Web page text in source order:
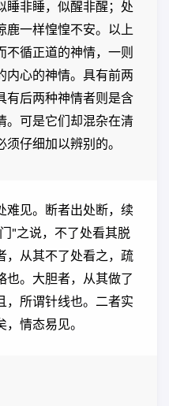
睡非睡，似醒非醒；处
鹿一样惶惶不安。以上
不循正道的神情，一则
内心的神情。具有前两
有后两种神情者则是含
。可是它们却混杂在清
须仔细加以辨别的。
难见。断者出处断，续
"之说，不了处看其脱
，从其不了处看之，疏
也。大胆者，从其做了
，所谓针线也。二者实
情态易见。